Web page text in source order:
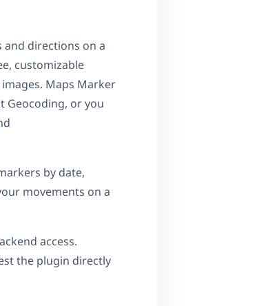
and directions on a
customizable
Maps Marker
Geocoding, or you
by date,
movements on a
access.
the plugin directly